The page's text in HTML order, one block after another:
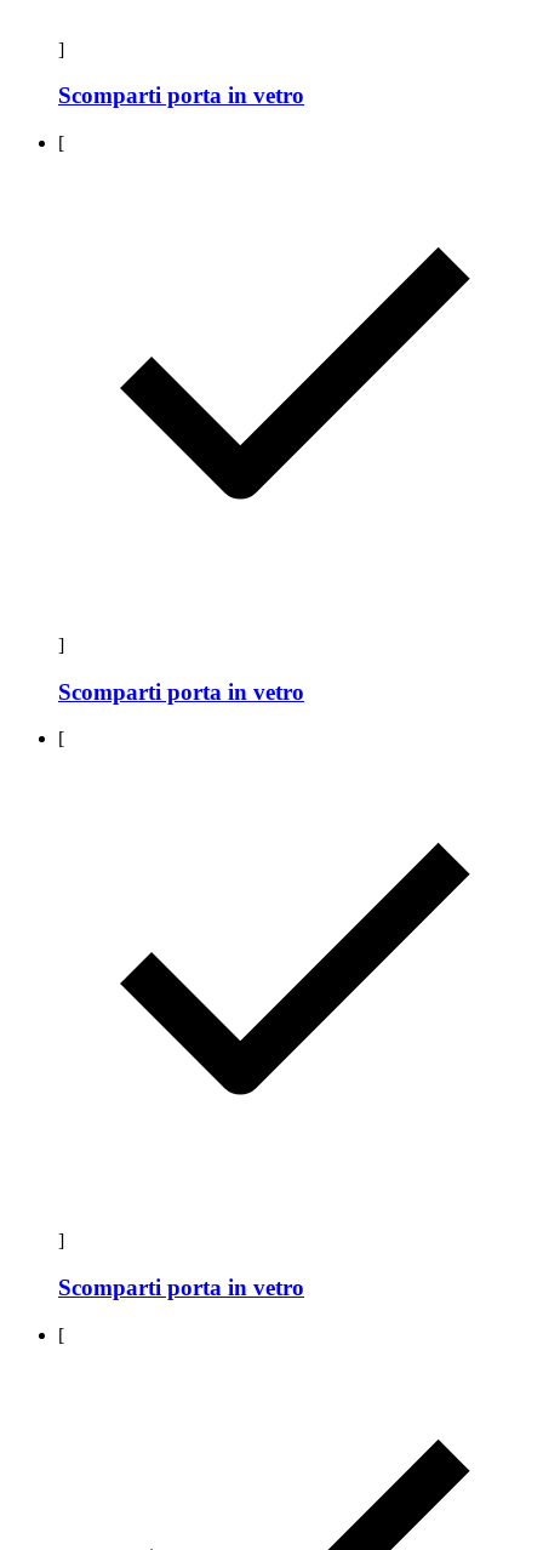
]
Scomparti porta in vetro
[
]
Scomparti porta in vetro
[
]
Scomparti porta in vetro
[